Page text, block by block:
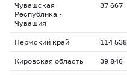
Чувашская
Республика -
Чувашия
37 667
Пермский край 114 538
Кировская область 39 846